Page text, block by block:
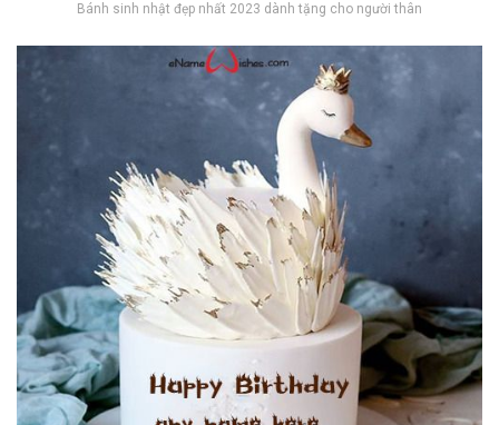
Bánh sinh nhật đẹp nhất 2023 dành tặng cho người thân